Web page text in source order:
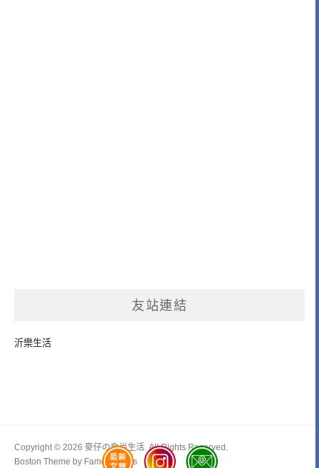
友站連結
沂樂生活
Copyright © 2026 麥仔の食尚生活. All Rights Reserved.
Boston Theme by FameThemes